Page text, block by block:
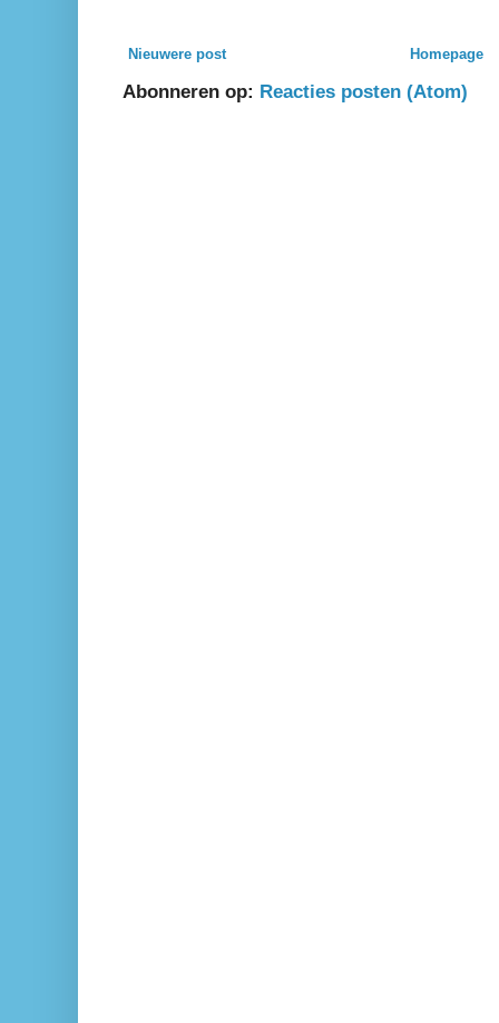
Nieuwere post Homepage
Abonneren op: Reacties posten (Atom)